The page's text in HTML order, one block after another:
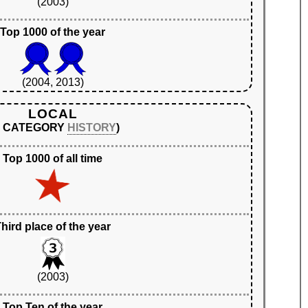
Top 1000 of the year
(2004, 2013)
LOCAL
CATEGORY HISTORY)
Top 1000 of all time
place of the year
(2003)